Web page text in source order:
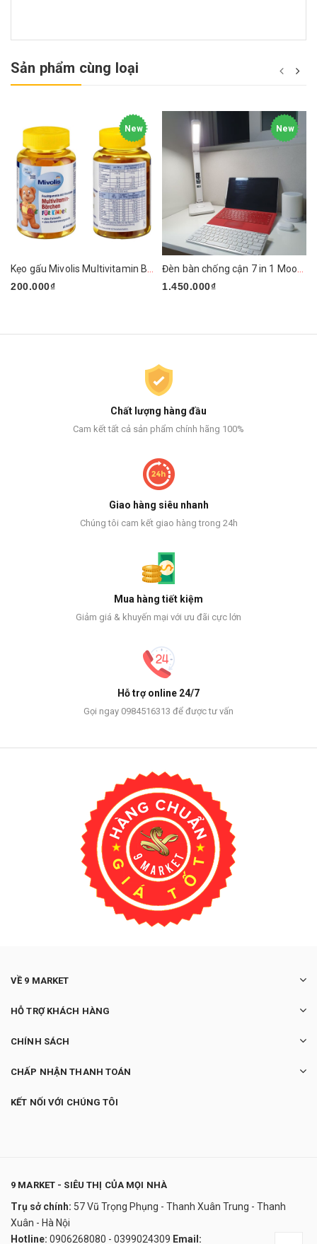
Sản phẩm cùng loại
New
200.000₫
New
1.450.000₫
Chất lượng hàng đầu
Cam kết tất cả sản phẩm chính hãng 100%
Giao hàng siêu nhanh
Chúng tôi cam kết giao hàng trong 24h
Mua hàng tiết kiệm
Giảm giá & khuyến mại với ưu đãi cực lớn
Hỗ trợ online 24/7
Gọi ngay 0984516313 để được tư vấn
VỀ 9 MARKET
HỖ TRỢ KHÁCH HÀNG
CHÍNH SÁCH
CHẤP NHẬN THANH TOÁN
KẾT NỐI VỚI CHÚNG TÔI
9 MARKET - SIÊU THỊ CỦA MỌI NHÀ
Trụ sở chính: 57 Vũ Trọng Phụng - Thanh Xuân Trung - Thanh
Xuân - Hà Nội
Hotline: 0906268080 - 0399024309 Email:
180V